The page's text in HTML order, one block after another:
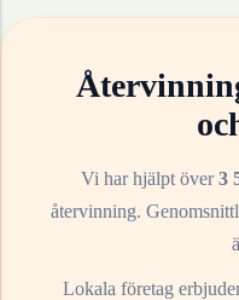
Vi har hjälpt över3
återvinning.
Lokala företag